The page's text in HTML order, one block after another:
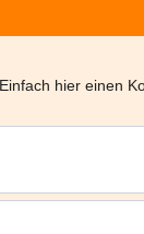
hier einen